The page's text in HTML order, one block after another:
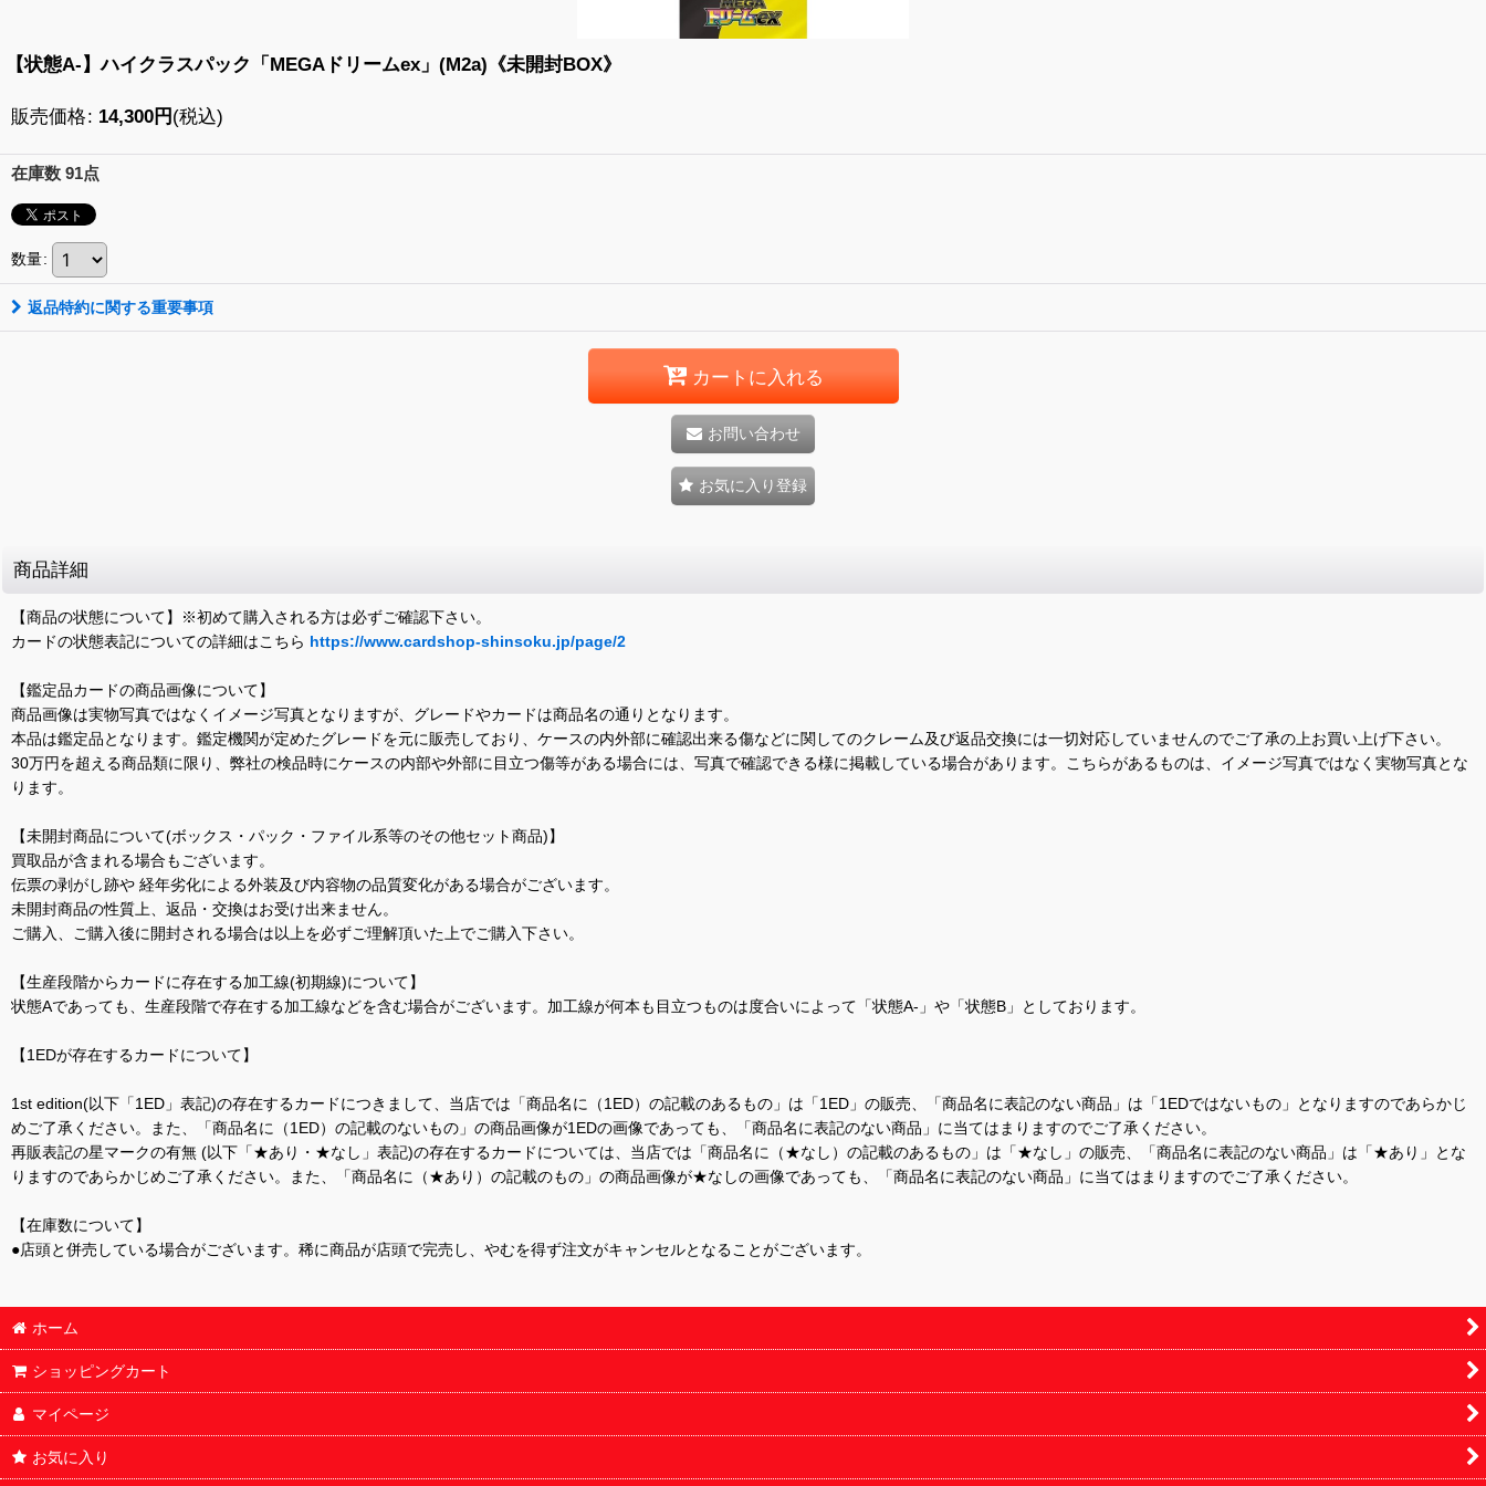
【状態A-】ハイクラスパック「MEGAドリームex」(M2a)《未開封BOX》
販売価格: 14,300円 (税込)
在庫数 91点
数量:
返品特約に関する重要事項
カートに入れる
お問い合わせ
お気に入り登録
商品詳細
【商品の状態について】※初めて購入される方は必ずご確認下さい。
カードの状態表記についての詳細はこちら https://www.cardshop-shinsoku.jp/page/2
【鑑定品カードの商品画像について】
商品画像は実物写真ではなくイメージ写真となりますが、グレードやカードは商品名の通りとなります。
本品は鑑定品となります。鑑定機関が定めたグレードを元に販売しており、ケースの内外部に確認出来る傷などに関してのクレーム及び返品交換には一切対応していませんのでご了承の上お買い上げ下さい。
30万円を超える商品類に限り、弊社の検品時にケースの内部や外部に目立つ傷等がある場合には、写真で確認できる様に掲載している場合があります。こちらがあるものは、イメージ写真ではなく実物写真とな
ります。
【未開封商品について(ボックス・パック・ファイル系等のその他セット商品)】
買取品が含まれる場合もございます。
伝票の剥がし跡や 経年劣化による外装及び内容物の品質変化がある場合がございます。
未開封商品の性質上、返品・交換はお受け出来ません。
ご購入、ご購入後に開封される場合は以上を必ずご理解頂いた上でご購入下さい。
【生産段階からカードに存在する加工線(初期線)について】
状態Aであっても、生産段階で存在する加工線などを含む場合がございます。加工線が何本も目立つものは度合いによって「状態A-」や「状態B」としております。
【1EDが存在するカードについて】
1st edition(以下「1ED」表記)の存在するカードにつきまして、当店では「商品名に（1ED）の記載のあるもの」は「1ED」の販売、「商品名に表記のない商品」は「1EDではないもの」となりますのであらかじ
めご了承ください。また、「商品名に（1ED）の記載のないもの」の商品画像が1EDの画像であっても、「商品名に表記のない商品」に当てはまりますのでご了承ください。
再販表記の星マークの有無 (以下「★あり・★なし」表記)の存在するカードについては、当店では「商品名に（★なし）の記載のあるもの」は「★なし」の販売、「商品名に表記のない商品」は「★あり」とな
りますのであらかじめご了承ください。また、「商品名に（★あり）の記載のもの」の商品画像が★なしの画像であっても、「商品名に表記のない商品」に当てはまりますのでご了承ください。
【在庫数について】
●店頭と併売している場合がございます。稀に商品が店頭で完売し、やむを得ず注文がキャンセルとなることがございます。
ホーム
ショッピングカート
マイページ
お気に入り